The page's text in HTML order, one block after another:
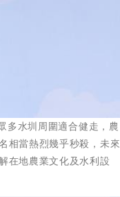
多水圳周圍適合健走，農
相當熱烈幾乎秒殺，未來
在地農業文化及水利設